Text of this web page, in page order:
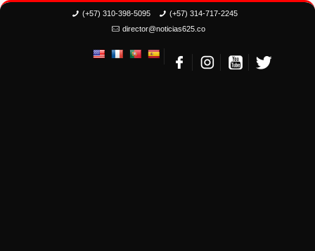
(+57) 310-398-5095
(+57) 314-717-2245
director@noticias625.co